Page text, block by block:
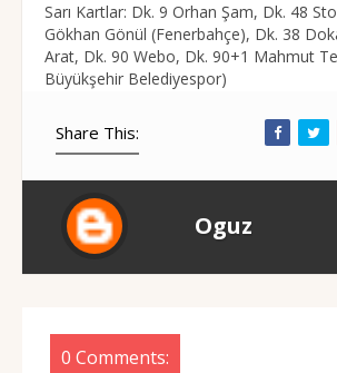
Sarı Kartlar: Dk. 9 Orhan Şam, Dk. 48
Gökhan Gönül (Fenerbahçe), Dk. 38
Arat, Dk. 90 Webo, Dk. 90+1 Mahmut
Büyükşehir Belediyespor)
Share This:
Oguz
0 Comments: